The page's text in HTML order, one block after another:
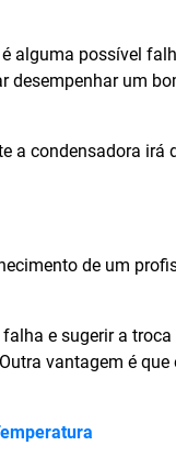
alguma possível
desempenhar um
a condensadora
de um
e sugerir a
vantagem é